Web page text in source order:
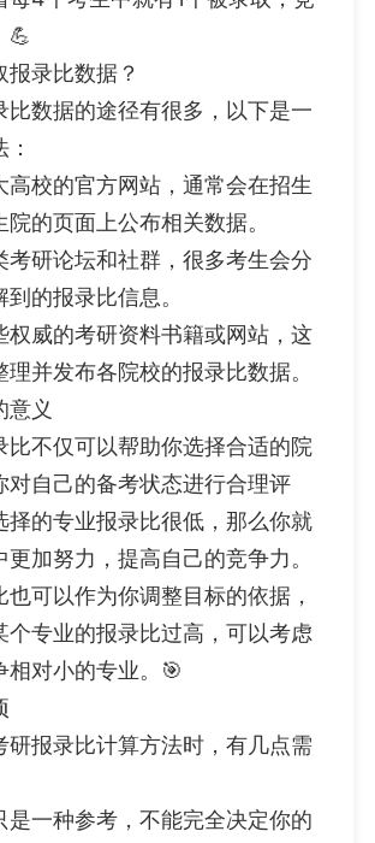
💪
报录比数据？
比数据的途径有很多，以下是一
高校的官方网站，通常会在招生
的页面上公布相关数据。
考研论坛和社群，很多考生会分
的报录比信息。
权威的考研资料书籍或网站，这
并发布各院校的报录比数据。
意义
比不仅可以帮助你选择合适的院
对自己的备考状态进行合理评
择的专业报录比很低，那么你就
加努力，提高自己的竞争力。
也可以作为你调整目标的依据，
个专业的报录比过高，可以考虑
相对小的专业。🎯
研报录比计算方法时，有几点需
是一种参考，不能完全决定你的